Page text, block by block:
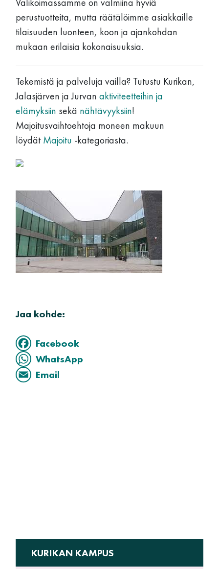
perustuotteita, mutta räätälöimme asiakkaille
tilaisuuden luonteen, koon ja ajankohdan
mukaan erilaisia kokonaisuuksia.
Tekemistä ja palveluja vailla? Tutustu Kurikan,
Jalasjärven ja Jurvan aktiviteetteihin ja
elämyksiin sekä nähtävyyksiin!
Majoitusvaihtoehtoja moneen makuun
löydät Majoitu -kategoriasta.
Jaa kohde:
Facebook
WhatsApp
Email
KURIKAN KAMPUS